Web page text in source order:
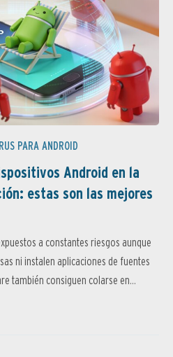
PARA ANDROID
Android en la
estas son las mejores
a constantes riesgos aunque
ni instalen aplicaciones de fuentes
también consiguen colarse en...